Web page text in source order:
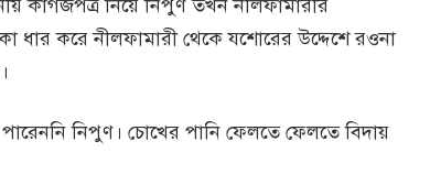
কাগজপত্র নিয়ে নিপুণ তখন নীলফামারীর
ধার করে নীলফামারী থেকে যশোরের উদ্দেশে রওনা
পারেননি নিপুণ। চোখের পানি ফেলতে ফেলতে বিদায়